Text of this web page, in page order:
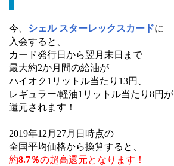
今、 シェル スターレックスカードに
入会すると、
カード発行日から翌月末日まで
最大約2か月間の給油が
ハイオク1リットル当たり13円、
レギュラー/軽油1リットル当たり8円が
還元されます！
2019年12月27月日時点の
全国平均価格から換算すると、
約8.7％の超高還元となります！